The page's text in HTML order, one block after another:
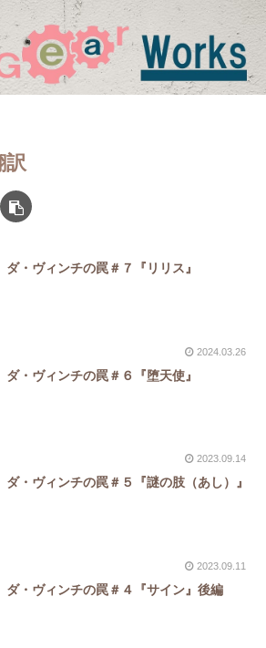
訳
ダ・ヴィンチの罠＃７『リリス』
2024.03.26
ダ・ヴィンチの罠＃６『堕天使』
2023.09.14
ダ・ヴィンチの罠＃５『謎の肢（あし）』
2023.09.11
ダ・ヴィンチの罠＃４『サイン』後編